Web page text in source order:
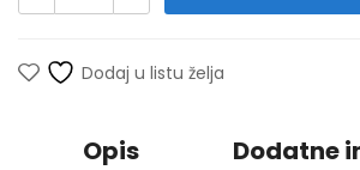
Dodaj u listu želja
Opis Dodatne